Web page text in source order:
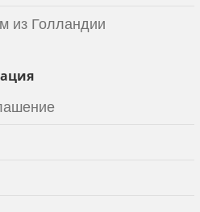
из Голландии